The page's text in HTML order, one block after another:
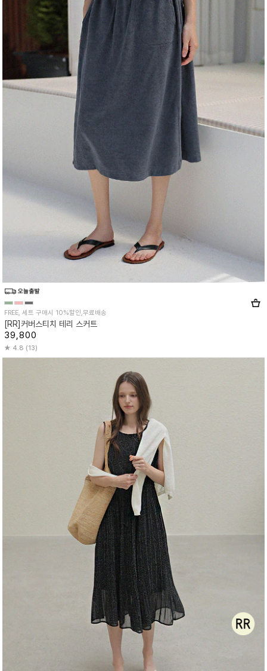
FREE, 세트 구매시 10%할인,무료배송
[RR]커버스티치 테리 스커트
39,800
4.8 (13)